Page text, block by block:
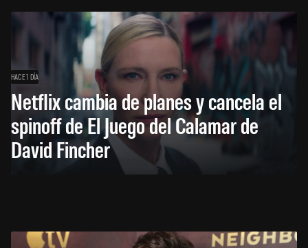
HACE 1 DÍA
Netflix cambia de planes y cancela el
spinoff de El Juego del Calamar de
David Fincher